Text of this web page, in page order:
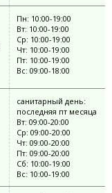
Пн: 10:00-19:00
Вт: 10:00-19:00
Ср: 10:00-19:00
Чт: 10:00-19:00
Пт: 10:00-19:00
Вс: 09:00-18:00
санитарный день:
последняя пт месяца
Вт: 09:00-20:00
Ср: 09:00-20:00
Чт: 09:00-20:00
Пт: 09:00-20:00
Сб: 10:00-19:00
Вс: 10:00-19:00